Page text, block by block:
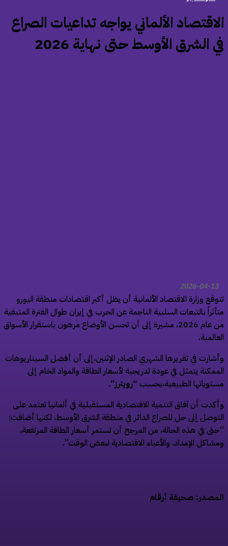
الألماني يواجه تداعيات الصراع
الشرق الأوسط حتى نهاية 2026
2026-04-13
وزارة الاقتصاد الألمانية أن يظل أكبر اقتصادات منطقة اليورو
بالتبعات السلبية الناجمة عن الحرب في إيران طوال الفترة المتبقية
من عام 2026، مشيرة إلى أن تحسن الأوضاع مرهون باستقرار الأسواق
في تقريرها الشهري الصادر الإثنين،إلى أن أفضل السيناريوهات
يتمثل في عودة تدريجية لأسعار الطاقة والمواد الخام إلى
الطبيعية،بحسب“رويترز”.
أن آفاق التنمية الاقتصادية المستقبلية في ألمانيا تعتمد على
إلى حل للصراع الدائر في منطقة الشرق الأوسط، لكنها أضافت:
في هذه الحالة، من المرجح أن تستمر أسعار الطاقة المرتفعة،
الإمداد، والأعباء الاقتصادية لبعض الوقت”.
صحيفة أرقام